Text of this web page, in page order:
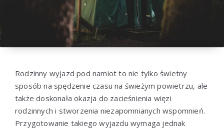
Rodzinny wyjazd pod namiot to nie tylko świetny
sposób na spędzenie czasu na świeżym powietrzu, ale
także doskonała okazja do zacieśnienia więzi
rodzinnych i stworzenia niezapomnianych wspomnień.
Przygotowanie takiego wyjazdu wymaga jednak